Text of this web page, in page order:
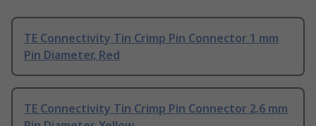
TE Connectivity Tin Crimp Pin Connector 1 mm
Pin Diameter, Red
TE Connectivity Tin Crimp Pin Connector 2.6 mm